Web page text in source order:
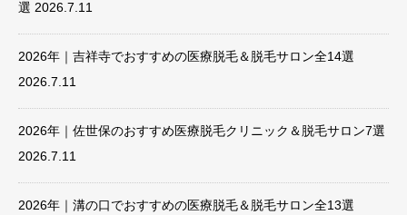
選 2026.7.11
2026年｜吉祥寺でおすすめの医療脱毛＆脱毛サロン全14選
2026.7.11
2026年｜佐世保のおすすめ医療脱毛クリニック＆脱毛サロン7選
2026.7.11
2026年｜溝の口でおすすめの医療脱毛＆脱毛サロン全13選